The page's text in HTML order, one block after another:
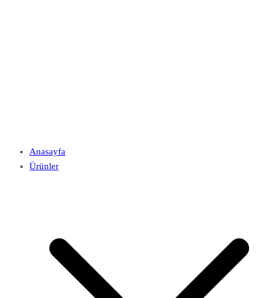
Anasayfa
Ürünler